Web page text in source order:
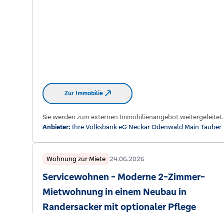
Zur Immobilie
Sie werden zum externen Immobilienangebot weitergeleitet.
Anbieter: Ihre Volksbank eG Neckar Odenwald Main Tauber
Wohnung zur Miete 24.06.2026
Servicewohnen - Moderne 2-Zimmer-
Mietwohnung in einem Neubau in
Randersacker mit optionaler Pflege